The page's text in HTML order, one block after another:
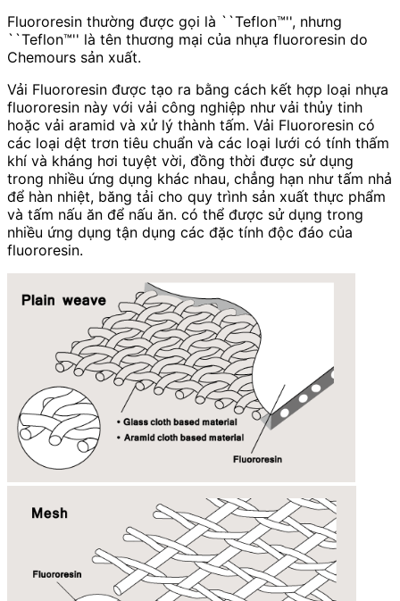
Fluororesin thường được gọi là ``Teflon™'', nhưng
``Teflon™'' là tên thương mại của nhựa fluororesin do
Chemours sản xuất.
Vải Fluororesin được tạo ra bằng cách kết hợp loại nhựa
fluororesin này với vải công nghiệp như vải thủy tinh
hoặc vải aramid và xử lý thành tấm. Vải Fluororesin có
các loại dệt trơn tiêu chuẩn và các loại lưới có tính thấm
khí và kháng hơi tuyệt vời, đồng thời được sử dụng
trong nhiều ứng dụng khác nhau, chẳng hạn như tấm nhả
để hàn nhiệt, băng tải cho quy trình sản xuất thực phẩm
và tấm nấu ăn để nấu ăn. có thể được sử dụng trong
nhiều ứng dụng tận dụng các đặc tính độc đáo của
fluororesin.